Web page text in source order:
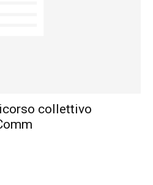
collettivo